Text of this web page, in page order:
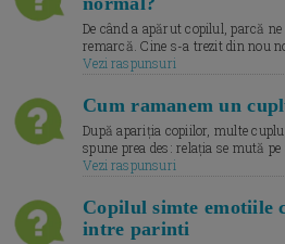
De când a apărut copilul, parcă
remarcă. Cine s-a trezit din nou
Vezi raspunsuri
Cum ramanem un
După apariția copiilor, multe
spune prea des: relația se mută
Vezi raspunsuri
Copilul simte emotiile
intre parinti